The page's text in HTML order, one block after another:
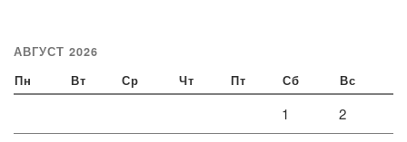
АВГУСТ 2026
Пн Вт Ср Чт Пт Сб Вс
1 2